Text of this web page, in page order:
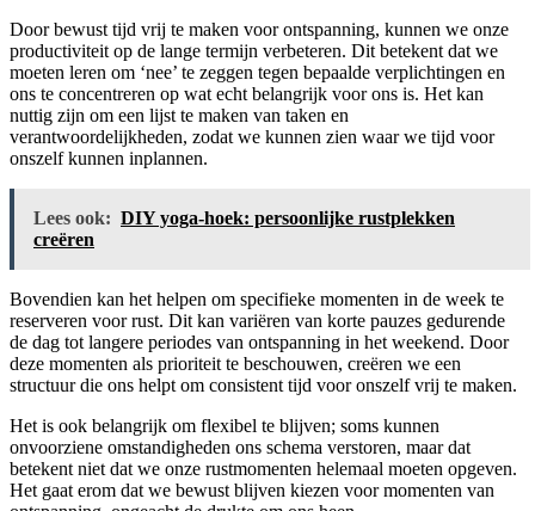
Door bewust tijd vrij te maken voor ontspanning, kunnen we onze
productiviteit op de lange termijn verbeteren. Dit betekent dat we
moeten leren om ‘nee’ te zeggen tegen bepaalde verplichtingen en
ons te concentreren op wat echt belangrijk voor ons is. Het kan
nuttig zijn om een lijst te maken van taken en
verantwoordelijkheden, zodat we kunnen zien waar we tijd voor
onszelf kunnen inplannen.
Lees ook: DIY yoga-hoek: persoonlijke rustplekken
creëren
Bovendien kan het helpen om specifieke momenten in de week te
reserveren voor rust. Dit kan variëren van korte pauzes gedurende
de dag tot langere periodes van ontspanning in het weekend. Door
deze momenten als prioriteit te beschouwen, creëren we een
structuur die ons helpt om consistent tijd voor onszelf vrij te maken.
Het is ook belangrijk om flexibel te blijven; soms kunnen
onvoorziene omstandigheden ons schema verstoren, maar dat
betekent niet dat we onze rustmomenten helemaal moeten opgeven.
Het gaat erom dat we bewust blijven kiezen voor momenten van